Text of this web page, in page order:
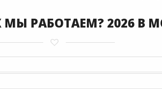
МЫ РАБОТАЕМ? 2026 В